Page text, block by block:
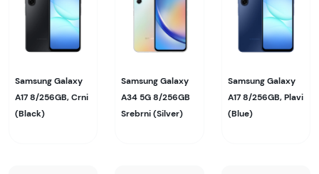
Samsung Galaxy
A17 8/256GB, Crni
(Black)
Samsung Galaxy
A34 5G 8/256GB
Srebrni (Silver)
Samsung Galaxy
A17 8/256GB, Plavi
(Blue)